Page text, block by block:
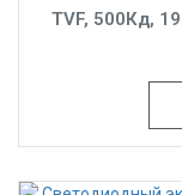
TVF, 500Кд,